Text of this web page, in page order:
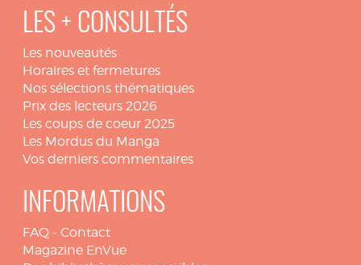
LES + CONSULTÉS
Les nouveautés
Horaires et fermetures
Nos sélections thématiques
Prix des lecteurs 2026
Les coups de coeur 2025
Les Mordus du Manga
Vos derniers commentaires
INFORMATIONS
FAQ - Contact
Magazine EnVue